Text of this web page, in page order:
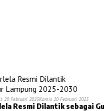
20 Februari 2025Kamis 20 Februari 2025
Resmi Dilantik sebagai